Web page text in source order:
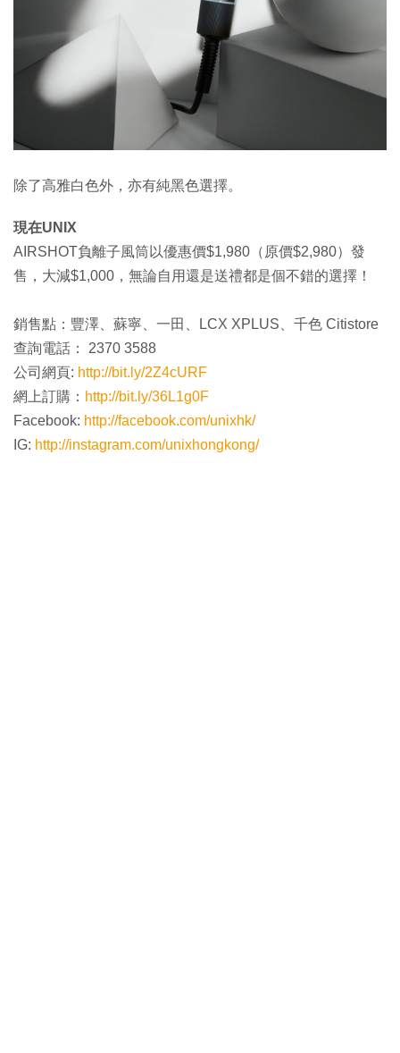
除了高雅白色外，亦有純黑色選擇。
現在UNIX
AIRSHOT負離子風筒以優惠價$1,980（原價$2,980）發
售，大減$1,000，無論自用還是送禮都是個不錯的選擇！
銷售點：豐澤、蘇寧、一田、LCX XPLUS、千色 Citistore
查詢電話： 2370 3588
公司網頁: http://bit.ly/2Z4cURF
網上訂購： http://bit.ly/36L1g0F
Facebook: http://facebook.com/unixhk/
IG: http://instagram.com/unixhongkong/